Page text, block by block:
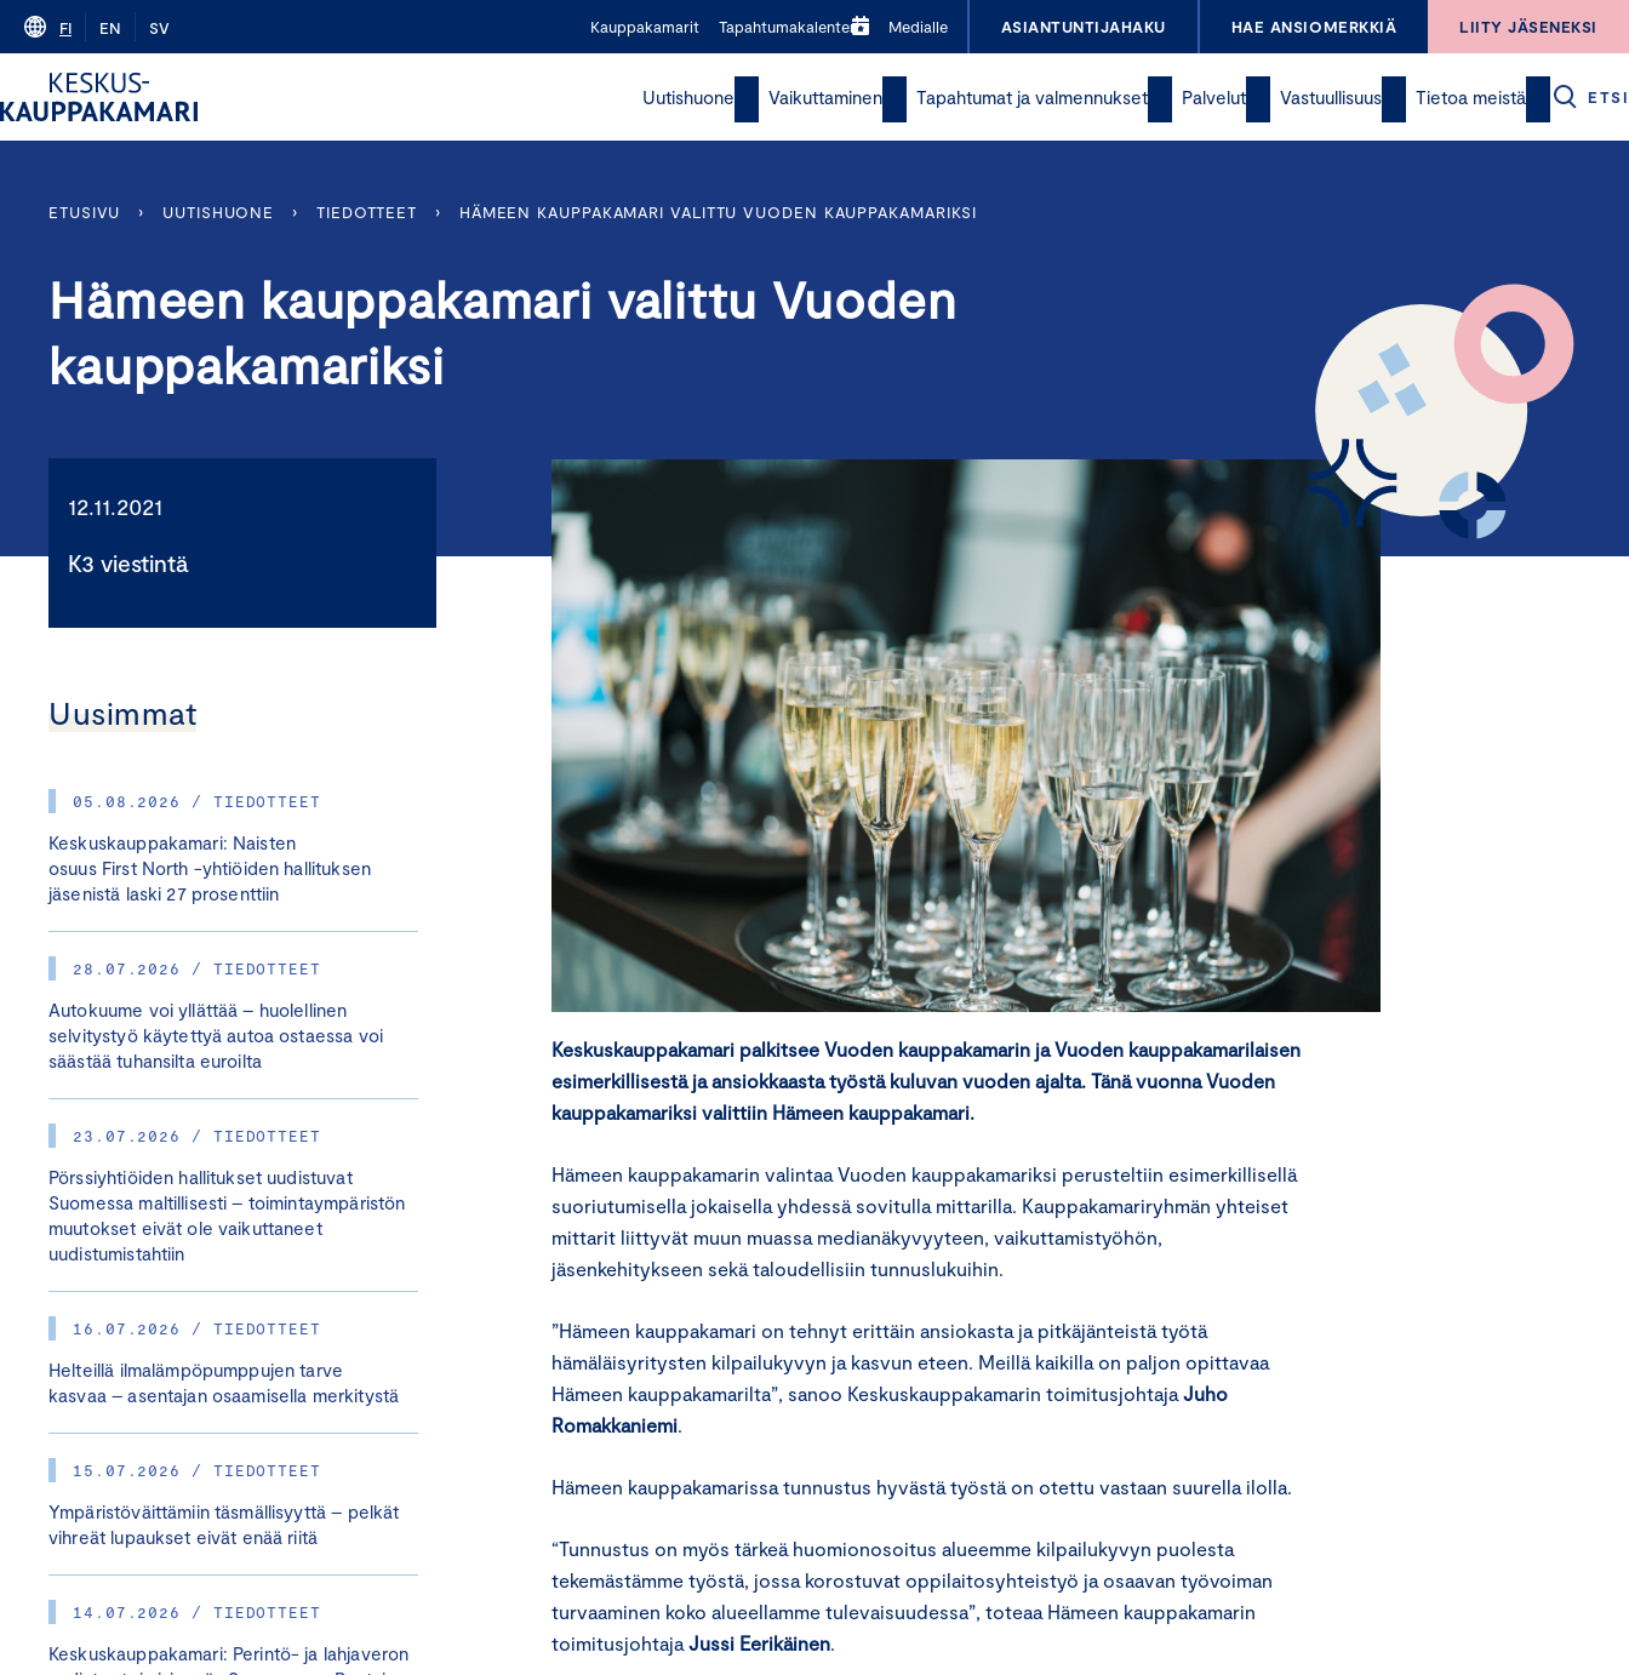
Skip
content
FI EN SV Kauppakamarit Tapahtumakalenteri Medialle ASIANTUNTIJAHAKU HAE ANSIOMERKKIÄ LIITY JÄSENEKSI
Uutishuone Vaikuttaminen Tapahtumat ja valmennukset Palvelut Vastuullisuus Tietoa meistä ETSI
ETUSIVU › UUTISHUONE › TIEDOTTEET › HÄMEEN KAUPPAKAMARI VALITTU VUODEN KAUPPAKAMARIKSI
Hämeen kauppakamari valittu Vuoden
kauppakamariksi
12.11.2021
K3 viestintä
Uusimmat
05.08.2026 / TIEDOTTEET
Keskuskauppakamari: Naisten
osuus First North -yhtiöiden hallituksen
jäsenistä laski 27 prosenttiin
28.07.2026 / TIEDOTTEET
Autokuume voi yllättää – huolellinen
selvitystyö käytettyä autoa ostaessa voi
säästää tuhansilta euroilta
23.07.2026 / TIEDOTTEET
Pörssiyhtiöiden hallitukset uudistuvat
Suomessa maltillisesti – toimintaympäristön
muutokset eivät ole vaikuttaneet
uudistumistahtiin
16.07.2026 / TIEDOTTEET
Helteillä ilmalämpöpumppujen tarve
kasvaa – asentajan osaamisella merkitystä
15.07.2026 / TIEDOTTEET
Ympäristöväittämiin täsmällisyyttä – pelkät
vihreät lupaukset eivät enää riitä
14.07.2026 / TIEDOTTEET
Keskuskauppakamari: Perintö- ja lahjaveron
Keskuskauppakamari palkitsee Vuoden kauppakamarin ja Vuoden kauppakamarilaisen
esimerkillisestä ja ansiokkaasta työstä kuluvan vuoden ajalta. Tänä vuonna Vuoden
kauppakamariksi valittiin Hämeen kauppakamari.
Hämeen kauppakamarin valintaa Vuoden kauppakamariksi perusteltiin esimerkillisellä
suoriutumisella jokaisella yhdessä sovitulla mittarilla. Kauppakamariryhmän yhteiset
mittarit liittyvät muun muassa medianäkyvyyteen, vaikuttamistyöhön,
jäsenkehitykseen sekä taloudellisiin tunnuslukuihin.
”Hämeen kauppakamari on tehnyt erittäin ansiokasta ja pitkäjänteistä työtä
hämäläisyritysten kilpailukyvyn ja kasvun eteen. Meillä kaikilla on paljon opittavaa
Hämeen kauppakamarilta”, sanoo Keskuskauppakamarin toimitusjohtaja Juho
Romakkaniemi.
Hämeen kauppakamarissa tunnustus hyvästä työstä on otettu vastaan suurella ilolla.
“Tunnustus on myös tärkeä huomionosoitus alueemme kilpailukyvyn puolesta
tekemästämme työstä, jossa korostuvat oppilaitosyhteistyö ja osaavan työvoiman
turvaaminen koko alueellamme tulevaisuudessa”, toteaa Hämeen kauppakamarin
toimitusjohtaja Jussi Eerikäinen.